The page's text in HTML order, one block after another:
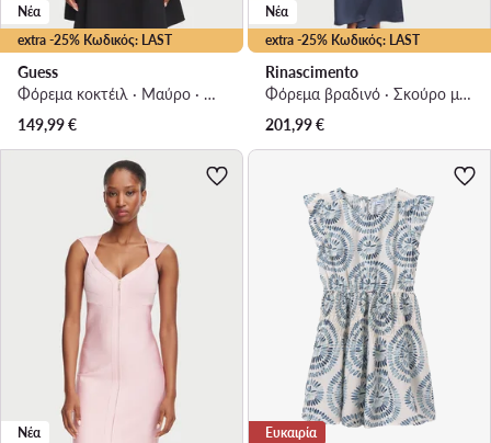
extra -25% Κωδικός: LAST
Νέα
Guess
Φόρεμα κοκτέιλ · Μαύρο · Mini
149,99€
extra -25% Κωδικός: LAST
Νέα
Rinascimento
Φόρεμα βραδινό · Σκούρο μπλε · Maxi
201,99€
Νέα Ευκαιρία